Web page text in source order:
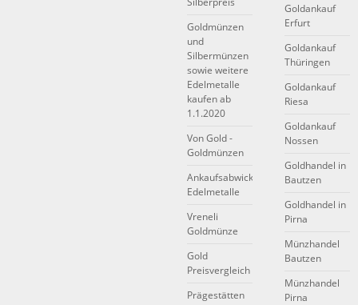
Goldmünzen
und
Silbermünzen
sowie weitere
Edelmetalle
kaufen ab
1.1.2020
Von Gold -
Goldmünzen
Ankaufsabwicklung
Edelmetalle
Vreneli
Goldmünze
Gold
Preisvergleich
Prägestätten
Goldankauf
Erfurt
Goldankauf
Thüringen
Goldankauf
Riesa
Goldankauf
Nossen
Goldhandel in
Bautzen
Goldhandel in
Pirna
Münzhandel
Bautzen
Münzhandel
Pirna